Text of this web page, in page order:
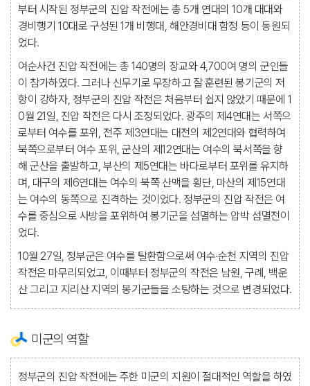
부터 시작된 정부군의 진압 작전에는 총 5개 연대의 10개 대대와
경비행기 10대로 구성된 1개 비행대, 해안경비대 함정 등이 동원되
었다.
여순사건 진압 작전에는 총 140명의 장교와 4,700여 명의 군인들
이 참가하였다. 그러나 신무기로 무장하고 잘 훈련된 봉기군의 저
항이 강하자, 정부군의 진압 작전은 처음부터 쉽지 않았기 때문에 1
0월 21일, 진압 작전은 다시 조정되었다. 광주의 제4연대는 서쪽으
로부터 여수를 포위, 전주 제3연대는 대전의 제2연대와 협력하여
북쪽으로부터 여수 포위, 군산의 제12연대는 여수의 북서쪽을 향
해 군산을 출발하고, 부산의 제5연대는 바다로부터 포위를 유지하
며, 대구의 제6연대는 여수의 북쪽 산맥을 횡단, 마산의 제15연대
는 여수의 동쪽으로 진격하는 것이었다. 정부군의 진압 작전은 여
수를 중심으로 사방을 포위하여 봉기군을 섬멸하는 압박 섬멸전이
었다.
10월 27일, 정부군은 여수를 탈환함으로써 여수·순천 지역의 진압
작전은 마무리되었고, 이때부터 정부군의 작전은 남원, 구례, 백운
산 그리고 지리산 지역의 봉기군들을 소탕하는 것으로 변경되었다.
미군의 역할
정부군의 진압 작전에는 주한 미군의 지원이 절대적인 역할을 하였